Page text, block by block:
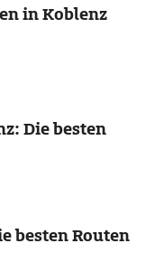
in Koblenz
Die besten
besten Routen